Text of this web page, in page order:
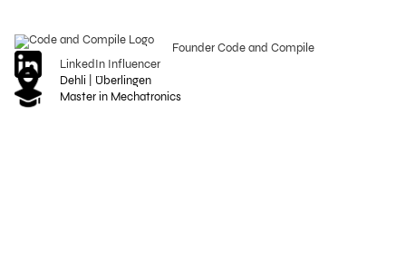
Founder Code and Compile
LinkedIn Influencer
Dehli | Überlingen
Master in Mechatronics